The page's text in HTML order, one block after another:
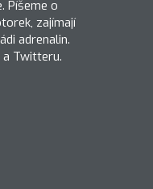
Píšeme o
zajímají
adrenalin.
a Twitteru.